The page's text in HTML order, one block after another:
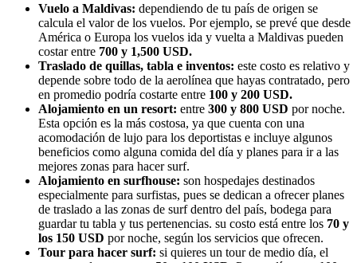
Vuelo a Maldivas: dependiendo de tu país de origen se
calcula el valor de los vuelos. Por ejemplo, se prevé que desde
América o Europa los vuelos ida y vuelta a Maldivas pueden
costar entre 700 y 1,500 USD.
Traslado de quillas, tabla e inventos: este costo es relativo y
depende sobre todo de la aerolínea que hayas contratado, pero
en promedio podría costarte entre 100 y 200 USD.
Alojamiento en un resort: entre 300 y 800 USD por noche.
Esta opción es la más costosa, ya que cuenta con una
acomodación de lujo para los deportistas e incluye algunos
beneficios como alguna comida del día y planes para ir a las
mejores zonas para hacer surf.
Alojamiento en surfhouse: son hospedajes destinados
especialmente para surfistas, pues se dedican a ofrecer planes
de traslado a las zonas de surf dentro del país, bodega para
guardar tu tabla y tus pertenencias. su costo está entre los 70 y
los 150 USD por noche, según los servicios que ofrecen.
Tour para hacer surf: si quieres un tour de medio día, el